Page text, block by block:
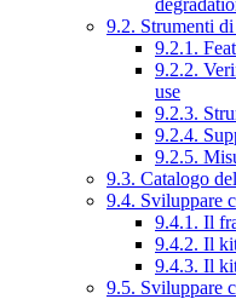
9.2. Strumenti
9.2.1.
9.2.2.
use
9.2.3.
9.2.4.
9.2.5.
9.3. Catalogo
9.4. Sviluppare
9.4.1. Il
9.4.2. Il
9.4.3. Il
9.5. Sviluppare